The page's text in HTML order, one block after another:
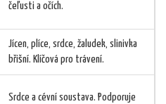
čeľusti a očích.
Jícen, plíce, srdce, žaludek, slinivka
břišní. Klíčová pro trávení.
Srdce a cévní soustava. Podporuje